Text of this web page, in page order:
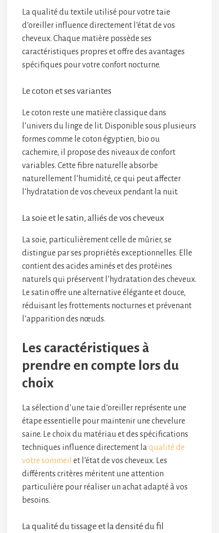
La qualité du textile utilisé pour votre taie
d’oreiller influence directement l’état de vos
cheveux. Chaque matière possède ses
caractéristiques propres et offre des avantages
spécifiques pour votre confort nocturne.
Le coton et ses variantes
Le coton reste une matière classique dans
l’univers du linge de lit. Disponible sous plusieurs
formes comme le coton égyptien, bio ou
cachemire, il propose des niveaux de confort
variables. Cette fibre naturelle absorbe
naturellement l’humidité, ce qui peut affecter
l’hydratation de vos cheveux pendant la nuit.
La soie et le satin, alliés de vos cheveux
La soie, particulièrement celle de mûrier, se
distingue par ses propriétés exceptionnelles. Elle
contient des acides aminés et des protéines
naturels qui préservent l’hydratation des cheveux.
Le satin offre une alternative élégante et douce,
réduisant les frottements nocturnes et prévenant
l’apparition des nœuds.
Les caractéristiques à
prendre en compte lors du
choix
La sélection d’une taie d’oreiller représente une
étape essentielle pour maintenir une chevelure
saine. Le choix du matériau et des spécifications
techniques influence directement laqualité de
votre sommeil et l’état de vos cheveux. Les
différents critères méritent une attention
particulière pour réaliser un achat adapté à vos
besoins.
La qualité du tissage et la densité du fil